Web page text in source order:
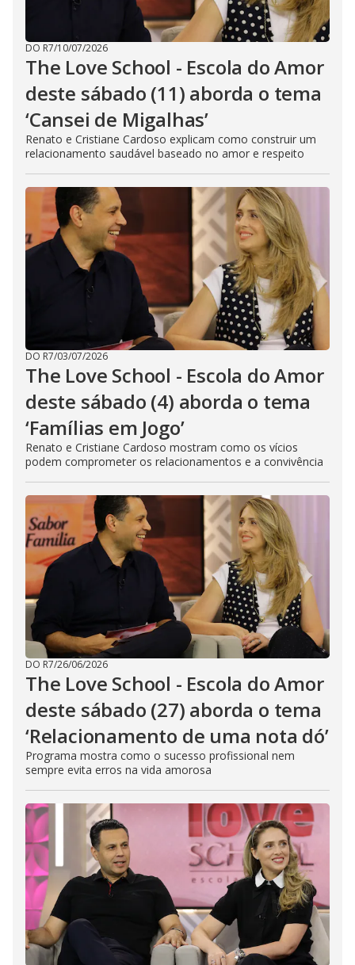
DO R7/10/07/2026
The Love School - Escola do Amor
deste sábado (11) aborda o tema
‘Cansei de Migalhas’
Renato e Cristiane Cardoso explicam como construir um
relacionamento saudável baseado no amor e respeito
DO R7/03/07/2026
The Love School - Escola do Amor
deste sábado (4) aborda o tema
‘Famílias em Jogo’
Renato e Cristiane Cardoso mostram como os vícios
podem comprometer os relacionamentos e a convivência
DO R7/26/06/2026
The Love School - Escola do Amor
deste sábado (27) aborda o tema
‘Relacionamento de uma nota dó’
Programa mostra como o sucesso profissional nem
sempre evita erros na vida amorosa